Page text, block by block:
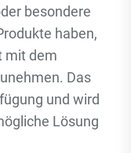
besondere
haben,
mit dem
Das
und wird
Lösung